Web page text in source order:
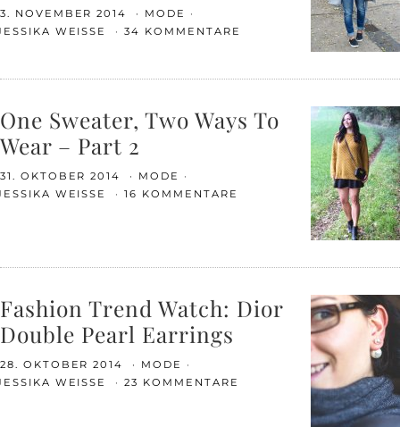
3. NOVEMBER 2014
MODE
WEISSE
34 KOMMENTARE
One Sweater, Two Ways To
Wear – Part 2
31. OKTOBER 2014
MODE
WEISSE
16 KOMMENTARE
Fashion Trend Watch: Dior
Double Pearl Earrings
28. OKTOBER 2014
MODE
WEISSE
23 KOMMENTARE